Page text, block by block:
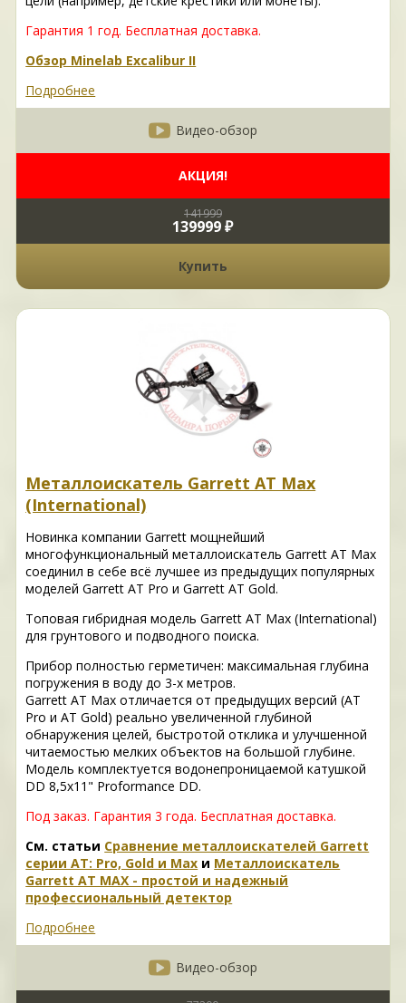
Гарантия 1 год. Бесплатная доставка.
Обзор Minelab Excalibur II
Подробнее
Видео-обзор
АКЦИЯ!
141999
139999 ₽
Купить
Металлоискатель Garrett AT Max
(International)
Новинка компании Garrett мощнейший
многофункциональный металлоискатель Garrett AT Max
соединил в себе всё лучшее из предыдущих популярных
моделей Garrett AT Pro и Garrett AT Gold.
Топовая гибридная модель Garrett AT Max (International)
для грунтового и подводного поиска.
Прибор полностью герметичен: максимальная глубина
погружения в воду до 3-х метров.
Garrett AT Max отличается от предыдущих версий (AT
Pro и AT Gold) реально увеличенной глубиной
обнаружения целей, быстротой отклика и улучшенной
читаемостью мелких объектов на большой глубине.
Модель комплектуется водонепроницаемой катушкой
DD 8,5x11" Proformance DD.
Под заказ. Гарантия 3 года. Бесплатная доставка.
См. статьи Сравнение металлоискателей Garrett
серии AT: Pro, Gold и Max и Металлоискатель
Garrett AT MAX - простой и надежный
профессиональный детектор
Подробнее
Видео-обзор